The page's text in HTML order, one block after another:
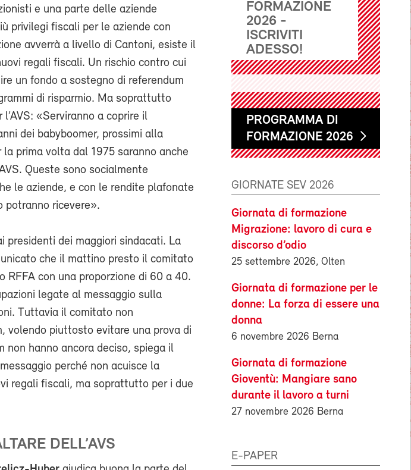
e una parte delle aziende
privilegi fiscali per le aziende con
avverrà a livello di Cantoni, esiste il
regali fiscali. Un rischio contro cui
un fondo a sostegno di referendum
di risparmio. Ma soprattutto
«Serviranno a coprire il
dei babyboomer, prossimi alla
prima volta dal 1975 saranno anche
Queste sono socialmente
le aziende, e con le rendite plafonate
potranno ricevere».
presidenti dei maggiori sindacati. La
che il mattino presto il comitato
RFFA con una proporzione di 60 a 40.
legate al messaggio sulla
Tuttavia il comitato non
volendo piuttosto evitare una prova di
non hanno ancora deciso, spiega il
perché non acuisce la
regali fiscali, ma soprattutto per i due
DELL’AVS
FORMAZIONE
2026 -
ISCRIVITI
ADESSO!
PROGRAMMA DI
FORMAZIONE 2026
GIORNATE SEV 2026
Giornata di formazione
Migrazione: lavoro di cura e
discorso d’odio
25 settembre 2026, Olten
Giornata di formazione per le
donne: La forza di essere una
donna
6 novembre 2026 Berna
Giornata di formazione
Gioventù: Mangiare sano
durante il lavoro a turni
27 novembre 2026 Berna
E-PAPER